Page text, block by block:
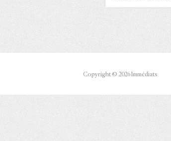
Copyright © 2026 Immédiats